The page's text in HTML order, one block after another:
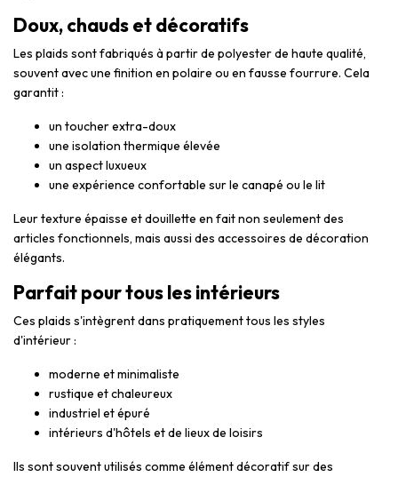
Doux, chauds et décoratifs
Les plaids sont fabriqués à partir de polyester de haute qualité,
souvent avec une finition en polaire ou en fausse fourrure. Cela
garantit :
un toucher extra-doux
une isolation thermique élevée
un aspect luxueux
une expérience confortable sur le canapé ou le lit
Leur texture épaisse et douillette en fait non seulement des
articles fonctionnels, mais aussi des accessoires de décoration
élégants.
Parfait pour tous les intérieurs
Ces plaids s'intègrent dans pratiquement tous les styles
d'intérieur :
moderne et minimaliste
rustique et chaleureux
industriel et épuré
intérieurs d'hôtels et de lieux de loisirs
Ils sont souvent utilisés comme élément décoratif sur des